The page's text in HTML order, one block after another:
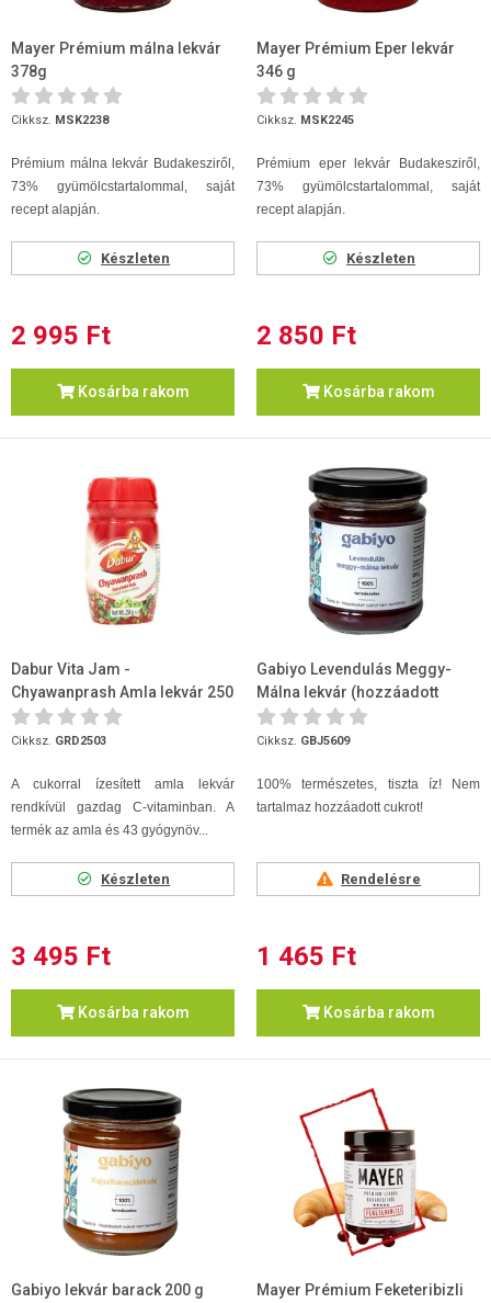
Mayer Prémium málna lekvár
378g
Cikksz. MSK2238
Prémium málna lekvár Budakesziről,
73% gyümölcstartalommal, saját
recept alapján.
Készleten
2 995 Ft
Kosárba rakom
Mayer Prémium Eper lekvár
346 g
Cikksz. MSK2245
Prémium eper lekvár Budakesziről,
73% gyümölcstartalommal, saját
recept alapján.
Készleten
2 850 Ft
Kosárba rakom
Dabur Vita Jam -
Chyawanprash Amla lekvár 250
g
Cikksz. GRD2503
A cukorral ízesített amla lekvár
rendkívül gazdag C-vitaminban. A
termék az amla és 43 gyógynöv...
Készleten
3 495 Ft
Kosárba rakom
Gabiyo Levendulás Meggy-
Málna lekvár (hozzáadott
cukor nélkül) 200g
Cikksz. GBJ5609
100% természetes, tiszta íz! Nem
tartalmaz hozzáadott cukrot!
Rendelésre
1 465 Ft
Kosárba rakom
Gabiyo lekvár barack 200 g
Mayer Prémium Feketeribizli